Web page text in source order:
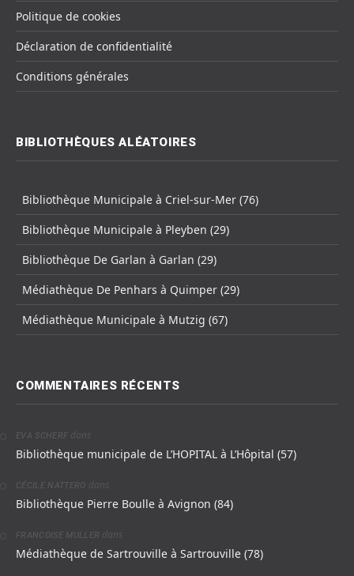
Politique de cookies
Déclaration de confidentialité
Conditions générales
BIBLIOTHÈQUES ALÉATOIRES
Bibliothèque Municipale à Criel-sur-Mer (76)
Bibliothèque Municipale à Pleyben (29)
Bibliothèque De Garlan à Garlan (29)
Médiathèque De Penhars à Quimper (29)
Médiathèque Municipale à Mutzig (67)
COMMENTAIRES RÉCENTS
EVA SCHERF dans
Bibliothèque municipale de L’HOPITAL à L’Hôpital (57)
CÉCILE NATTERO dans
Bibliothèque Pierre Boulle à Avignon (84)
FRANCOISE MULLER dans
Médiathèque de Sartrouville à Sartrouville (78)